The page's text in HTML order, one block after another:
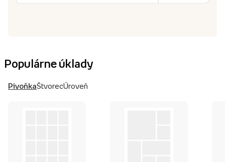
Populárne úklady
PivoňkaŠtvorecÚroveň